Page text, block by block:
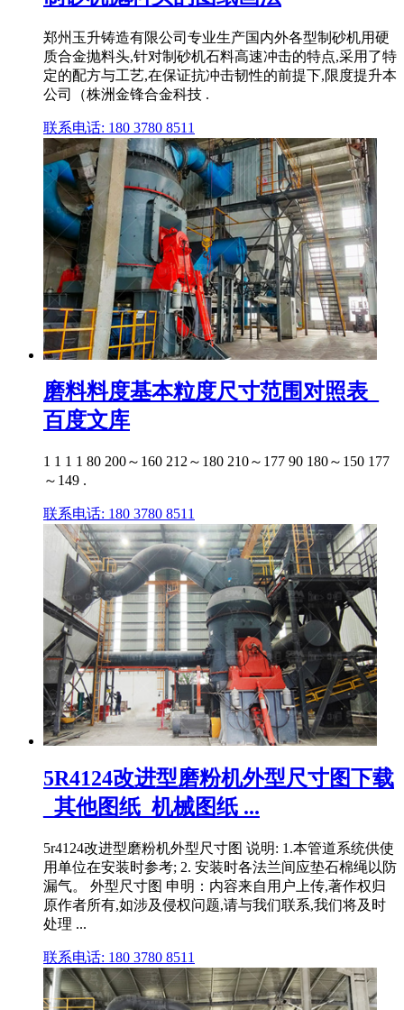
郑州玉升铸造有限公司专业生产国内外各型制砂机用硬
质合金抛料头,针对制砂机石料高速冲击的特点,采用了特
定的配方与工艺,在保证抗冲击韧性的前提下,限度提升本
公司（株洲金锋合金科技 .
联系电话: 180 3780 8511
磨料料度基本粒度尺寸范围对照表_
百度文库
1 1 1 1 80 200～160 212～180 210～177 90 180～150 177
～149 .
联系电话: 180 3780 8511
5R4124改进型磨粉机外型尺寸图下载
_其他图纸_机械图纸 ...
5r4124改进型磨粉机外型尺寸图 说明: 1.本管道系统供使
用单位在安装时参考; 2. 安装时各法兰间应垫石棉绳以防
漏气。 外型尺寸图 申明：内容来自用户上传,著作权归
原作者所有,如涉及侵权问题,请与我们联系,我们将及时
处理 ...
联系电话: 180 3780 8511